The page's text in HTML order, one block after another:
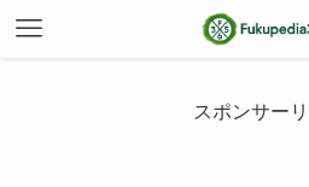
スポンサー